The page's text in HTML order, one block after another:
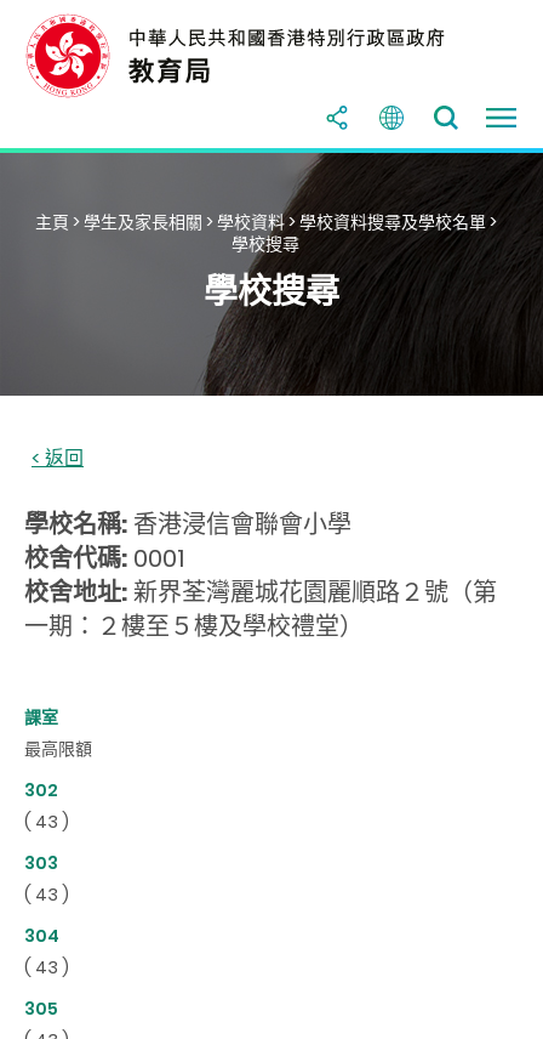
主頁 >學生及家長相關 >學校資料>學校資料搜尋及學校名單>
學校搜尋
學校搜尋
學校名稱: 香港浸信會聯會小學
校舍代碼: 0001
校舍地址:
一期：２樓至５樓及學校禮堂）
課室
最高限額
302
( 43 )
303
( 43 )
304
( 43 )
305